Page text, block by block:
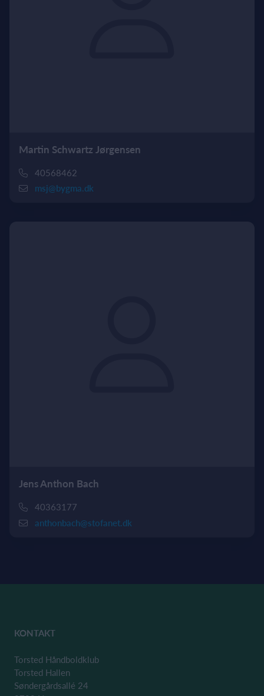
Martin Schwartz Jørgensen
40568462
msj@bygma.dk
Jens Anthon Bach
40363177
anthonbach@stofanet.dk
KONTAKT
Torsted Håndboldklub
Torsted Hallen
Søndergårdsallé 24